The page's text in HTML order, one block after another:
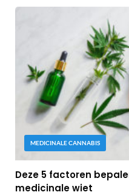
MEDICINALE CANNABIS
Deze 5 factoren
medicinale wiet